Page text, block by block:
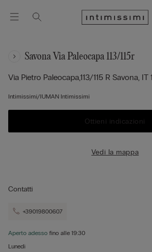
Savona Via Paleocapa 113/115r
Via Pietro Paleocapa,113/115 R Savona, IT
Intimissimi/IUMAN Intimissimi
Ottieni indicazioni
Vedi la mappa
Contatti
+39019800607
Aperto adesso fino alle 19:30
Lunedì